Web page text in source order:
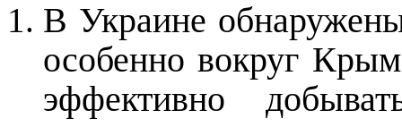
В Украине
особенно вокруг
эффективно